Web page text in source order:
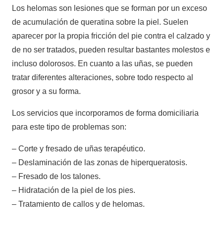
Los helomas son lesiones que se forman por un exceso
de acumulación de queratina sobre la piel. Suelen
aparecer por la propia fricción del pie contra el calzado y
de no ser tratados, pueden resultar bastantes molestos e
incluso dolorosos. En cuanto a las uñas, se pueden
tratar diferentes alteraciones, sobre todo respecto al
grosor y a su forma.
Los servicios que incorporamos de forma domiciliaria
para este tipo de problemas son:
– Corte y fresado de uñas terapéutico.
– Deslaminación de las zonas de hiperqueratosis.
– Fresado de los talones.
– Hidratación de la piel de los pies.
– Tratamiento de callos y de helomas.